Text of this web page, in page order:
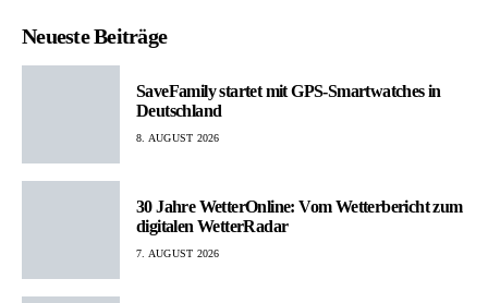
Neueste Beiträge
SaveFamily startet mit GPS-Smartwatches in
Deutschland
8. AUGUST 2026
30 Jahre WetterOnline: Vom Wetterbericht zum
digitalen WetterRadar
7. AUGUST 2026